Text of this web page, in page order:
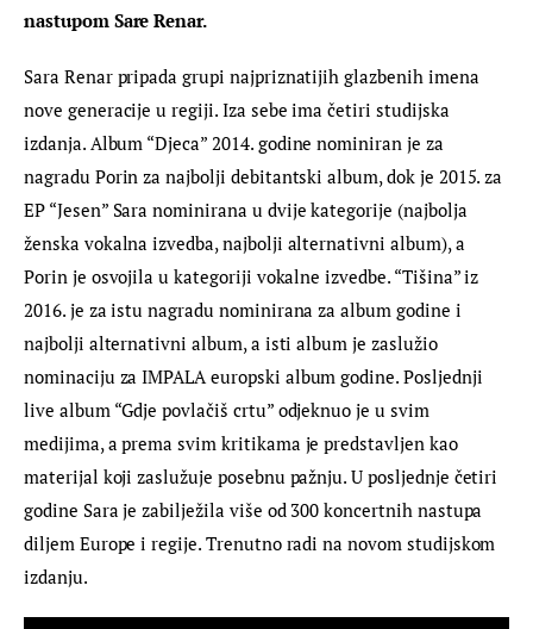
nastupom Sare Renar.
Sara Renar pripada grupi najpriznatijih glazbenih imena
nove generacije u regiji. Iza sebe ima četiri studijska
izdanja. Album “Djeca” 2014. godine nominiran je za
nagradu Porin za najbolji debitantski album, dok je 2015. za
EP “Jesen” Sara nominirana u dvije kategorije (najbolja
ženska vokalna izvedba, najbolji alternativni album), a
Porin je osvojila u kategoriji vokalne izvedbe. “Tišina” iz
2016. je za istu nagradu nominirana za album godine i
najbolji alternativni album, a isti album je zaslužio
nominaciju za IMPALA europski album godine. Posljednji
live album “Gdje povlačiš crtu” odjeknuo je u svim
medijima, a prema svim kritikama je predstavljen kao
materijal koji zaslužuje posebnu pažnju. U posljednje četiri
godine Sara je zabilježila više od 300 koncertnih nastupa
diljem Europe i regije. Trenutno radi na novom studijskom
izdanju.